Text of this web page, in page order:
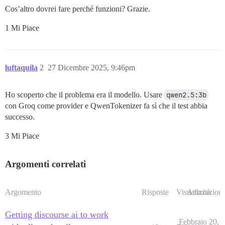
Cos’altro dovrei fare perché funzioni? Grazie.
1 Mi Piace
luftaquila 27 Dicembre 2025, 9:46pm
2
Ho scoperto che il problema era il modello. Usare qwen2.5:3b
con Groq come provider e QwenTokenizer fa sì che il test abbia
successo.
3 Mi Piace
Argomenti correlati
Argomento Risposte Visualizzazioni
Attività
Getting discourse ai to work
Febbraio 20,